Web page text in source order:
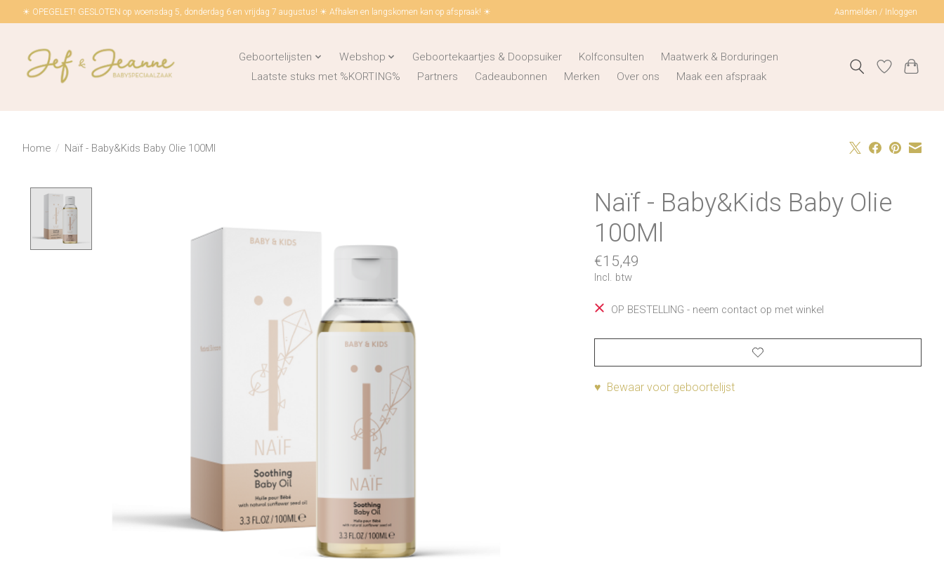
☀ OPEGELET! GESLOTEN op woensdag 5, donderdag 6 en vrijdag 7 augustus! ☀ Afhalen en langskomen kan op afspraak! ☀ Aanmelden / Inloggen
Geboortelijsten Webshop Geboortekaartjes & Doopsuiker Kolfconsulten
Maatwerk & Borduringen
Laatste stuks met %KORTING%
Partners Cadeaubonnen Merken Over ons Maak een afspraak
Home / Naïf - Baby&Kids Baby Olie 100Ml
Naïf - Baby&Kids Baby Olie
100Ml
€15,49
Incl. btw
OP BESTELLING - neem contact op met winkel
♥ Bewaar voor geboortelijst